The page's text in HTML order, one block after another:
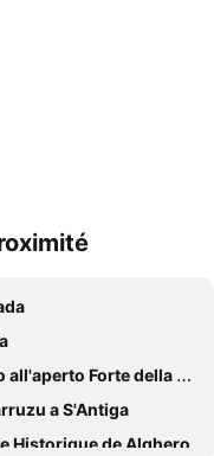
Forte della Madalena
a S'Antiga
Historique de Alghero